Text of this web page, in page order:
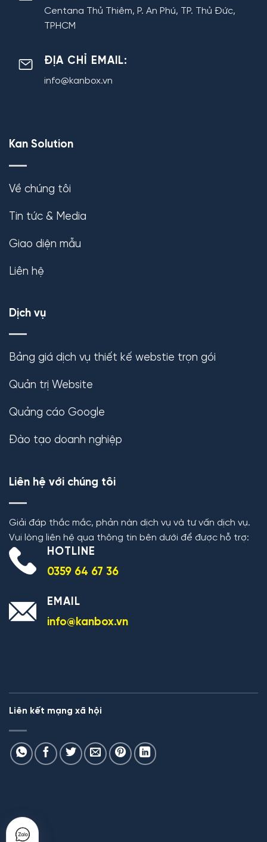
Centana Thủ Thiêm, P. An Phú, TP. Thủ Đức,
TPHCM
ĐỊA CHỈ EMAIL:
info@kanbox.vn
Kan Solution
Về chúng tôi
Tin tức & Media
Giao diện mẫu
Liên hệ
Dịch vụ
Bảng giá dịch vụ thiết kế webstie trọn gói
Quản trị Website
Quảng cáo Google
Đào tạo doanh nghiệp
Liên hệ với chúng tôi
Giải đáp thắc mắc, phản nàn dịch vụ và tư vấn dịch vụ.
Vui lòng liên hệ qua thông tin bên dưới để được hỗ trợ:
HOTLINE
0359 64 67 36
EMAIL
info@kanbox.vn
Liên kết mạng xã hội